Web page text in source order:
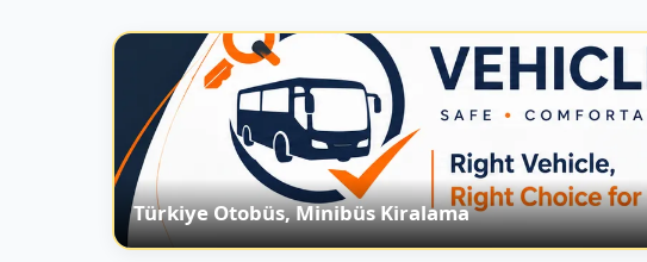
Türkiye Otobüs, Minibüs Kiralama